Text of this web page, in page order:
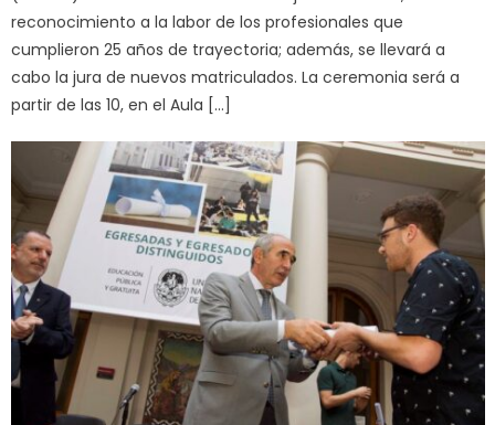
reconocimiento a la labor de los profesionales que
cumplieron 25 años de trayectoria; además, se llevará a
cabo la jura de nuevos matriculados. La ceremonia será a
partir de las 10, en el Aula […]